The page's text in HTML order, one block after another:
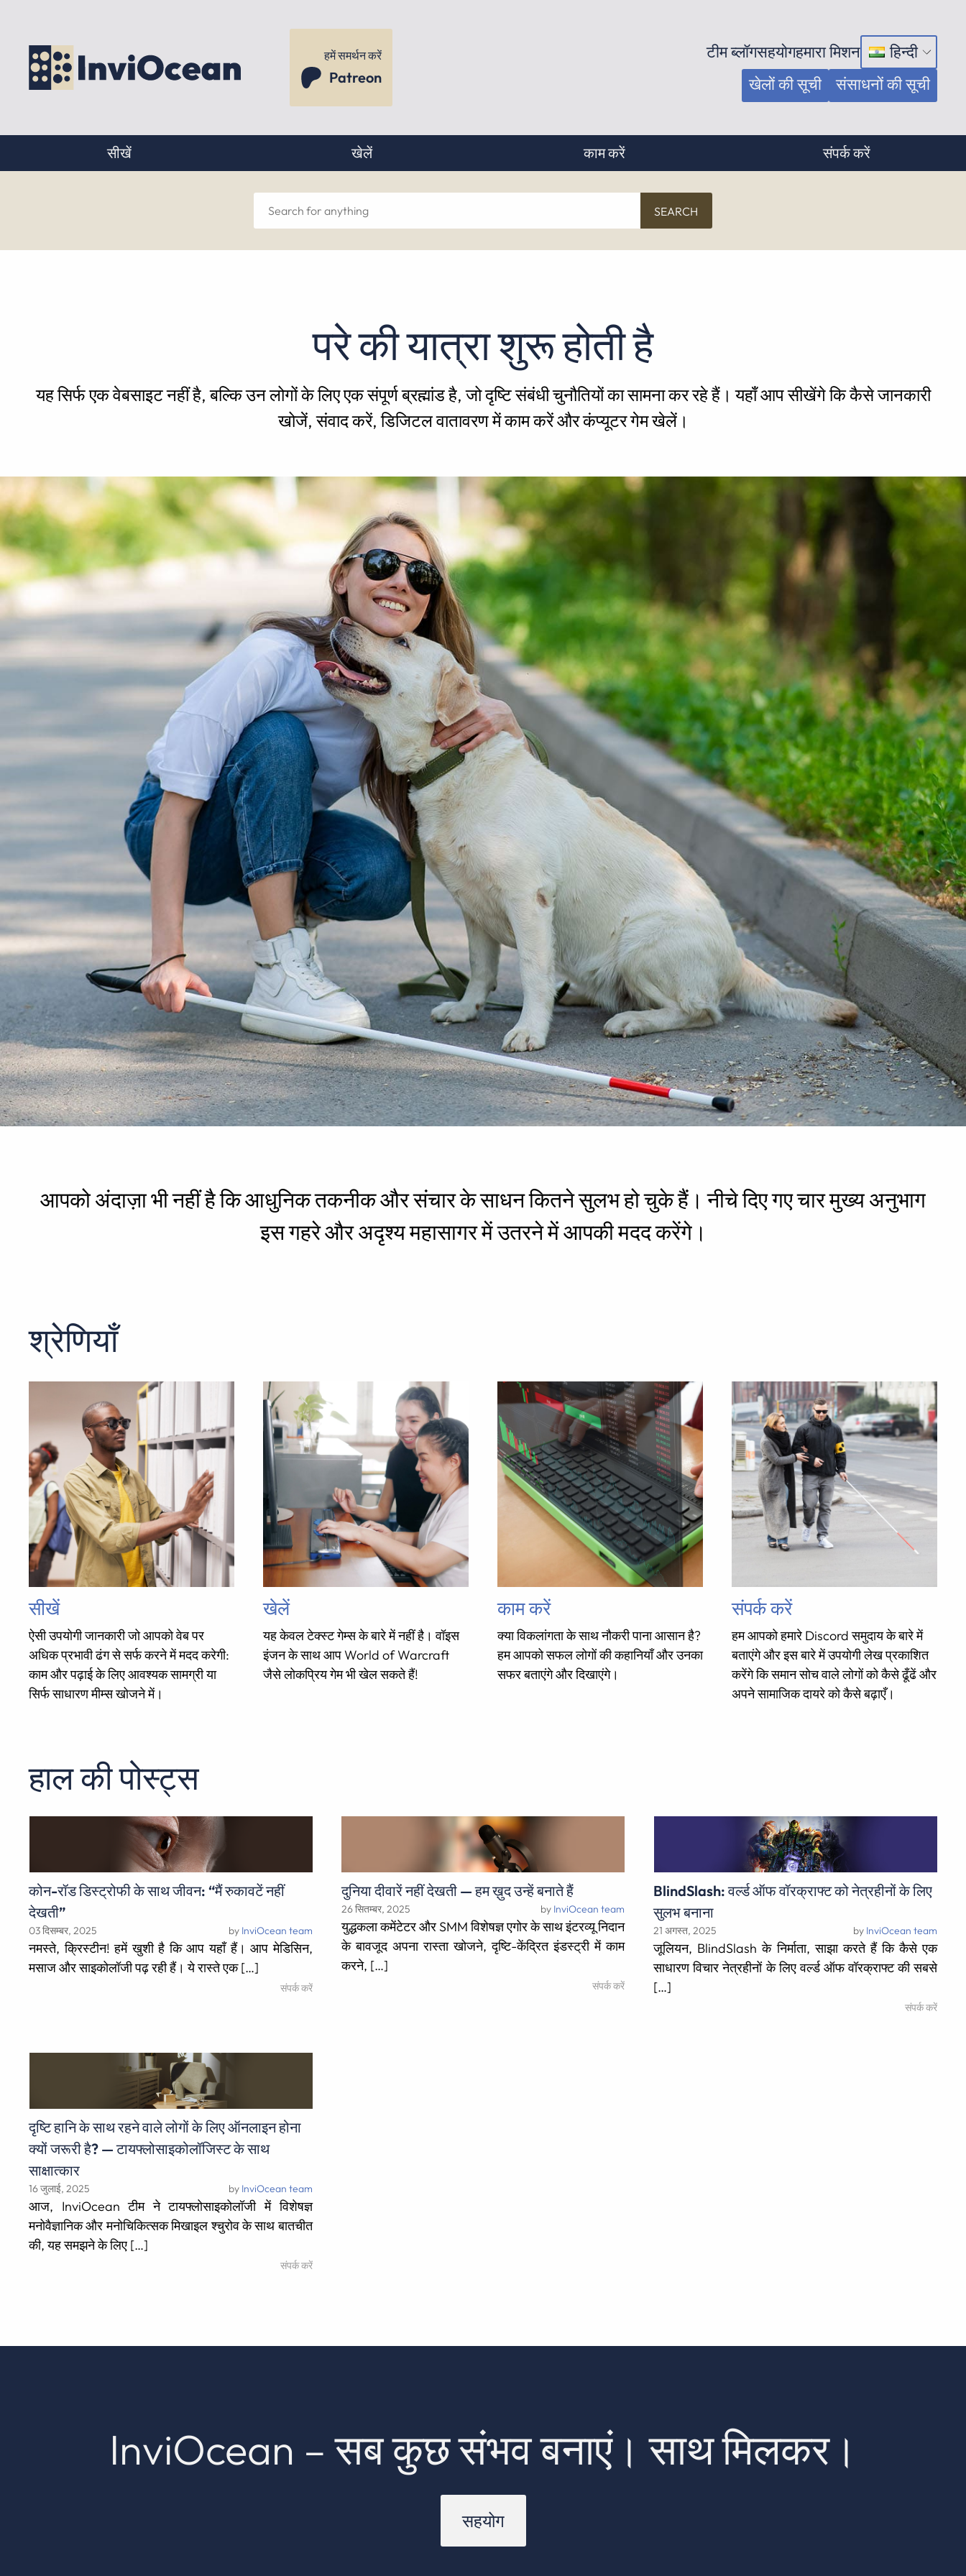
हमें समर्थन करें
Patreon
टीम ब्लॉगसहयोगहमारा मिशन हिन्दी
मेनू
खोलें
खेलों की सूची संसाधनों की सूची
सीखें खेलें काम करें संपर्क करें
Search
for
परे की यात्रा शुरू होती है
यह सिर्फ एक वेबसाइट नहीं है, बल्कि उन लोगों के लिए एक संपूर्ण ब्रह्मांड है, जो दृष्टि संबंधी चुनौतियों का सामना कर रहे हैं। यहाँ आप सीखेंगे कि कैसे जानकारी
खोजें, संवाद करें, डिजिटल वातावरण में काम करें और कंप्यूटर गेम खेलें।
आपको अंदाज़ा भी नहीं है कि आधुनिक तकनीक और संचार के साधन कितने सुलभ हो चुके हैं। नीचे दिए गए चार मुख्य अनुभाग
इस गहरे और अदृश्य महासागर में उतरने में आपकी मदद करेंगे।
श्रेणियाँ
सीखें
ऐसी उपयोगी जानकारी जो आपको वेब पर
अधिक प्रभावी ढंग से सर्फ करने में मदद करेगी:
काम और पढ़ाई के लिए आवश्यक सामग्री या
सिर्फ साधारण मीम्स खोजने में।
खेलें
यह केवल टेक्स्ट गेम्स के बारे में नहीं है। वॉइस
इंजन के साथ आप World of Warcraft
जैसे लोकप्रिय गेम भी खेल सकते हैं!
काम करें
क्या विकलांगता के साथ नौकरी पाना आसान है?
हम आपको सफल लोगों की कहानियाँ और उनका
सफर बताएंगे और दिखाएंगे।
संपर्क करें
हम आपको हमारे Discord समुदाय के बारे में
बताएंगे और इस बारे में उपयोगी लेख प्रकाशित
करेंगे कि समान सोच वाले लोगों को कैसे ढूँढें और
अपने सामाजिक दायरे को कैसे बढ़ाएँ।
हाल की पोस्ट्स
कोन-रॉड डिस्ट्रोफी के साथ जीवन: “मैं रुकावटें नहीं
देखती”
03 दिसम्बर, 2025 by InviOcean team
नमस्ते, क्रिस्टीन! हमें खुशी है कि आप यहाँ हैं। आप मेडिसिन,
मसाज और साइकोलॉजी पढ़ रही हैं। ये रास्ते एक […]
संपर्क करें
दुनिया दीवारें नहीं देखती — हम ख़ुद उन्हें बनाते हैं
26 सितम्बर, 2025 by InviOcean team
युद्धकला कमेंटेटर और SMM विशेषज्ञ एगोर के साथ इंटरव्यू निदान
के बावजूद अपना रास्ता खोजने, दृष्टि-केंद्रित इंडस्ट्री में काम
करने, […]
संपर्क करें
BlindSlash: वर्ल्ड ऑफ वॉरक्राफ्ट को नेत्रहीनों के लिए
सुलभ बनाना
21 अगस्त, 2025 by InviOcean team
जूलियन, BlindSlash के निर्माता, साझा करते हैं कि कैसे एक
साधारण विचार नेत्रहीनों के लिए वर्ल्ड ऑफ वॉरक्राफ्ट की सबसे
[…]
संपर्क करें
दृष्टि हानि के साथ रहने वाले लोगों के लिए ऑनलाइन होना
क्यों जरूरी है? — टायफ्लोसाइकोलॉजिस्ट के साथ
साक्षात्कार
16 जुलाई, 2025 by InviOcean team
आज, InviOcean टीम ने टायफ्लोसाइकोलॉजी में विशेषज्ञ
मनोवैज्ञानिक और मनोचिकित्सक मिखाइल श्चुरोव के साथ बातचीत
की, यह समझने के लिए […]
संपर्क करें
InviOcean – सब कुछ संभव बनाएं। साथ मिलकर।
सहयोग